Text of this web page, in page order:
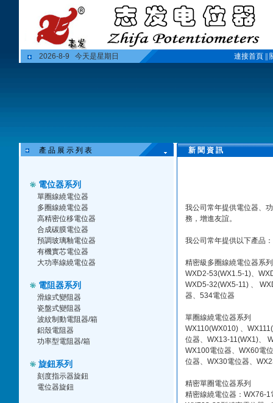
2026-8-9 今天是星期日 連接首頁||
產 品 展 示 列 表
電位器系列
單圈線繞電位器
多圈線繞電位器
高精密位移電位器
合成碳膜電位器
預調玻璃釉電位器
有機實芯電位器
大功率線繞電位器
電阻器系列
滑線式變阻器
瓷盤式變阻器
波紋制動電阻器/箱
鋁殼電阻器
功率型電阻器/箱
旋鈕系列
刻度指示器旋鈕
電位器旋鈕
新 聞 資 訊
我公司常年提供電位器、
務，增進友誼。
我公司常年提供以下產品：
精密級多圈線繞電位器系列
WXD2-53(WX1.5-1)、
WXD5-32(WX5-11) 、
器、534電位器
單圈線繞電位器系列
WX110(WX010) 、
位器、WX13-11(WX1)、
WX100電位器、WX60電
位器、WX30電位器、
精密單圈電位器系列
精密線繞電位器：WX76-